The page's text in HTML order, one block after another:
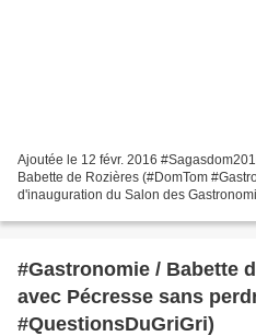
Ajoutée le 12 févr. 2016
Babette de Rozières (#DomTom
d'inauguration du Salon des
#Gastronomie / Babette
avec Pécresse sans
#QuestionsDuGriGri)